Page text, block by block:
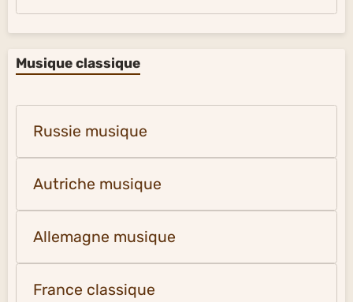
Musique classique
Russie musique
Autriche musique
Allemagne musique
France classique